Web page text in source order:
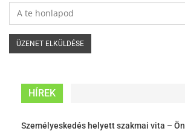
HÍREK
Személyeskedés helyett szakmai vita – Ön